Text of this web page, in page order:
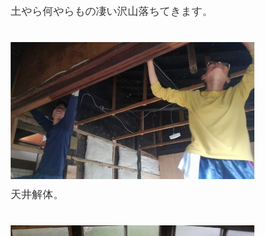
土やら何やらもの凄い沢山落ちてきます。
天井解体。